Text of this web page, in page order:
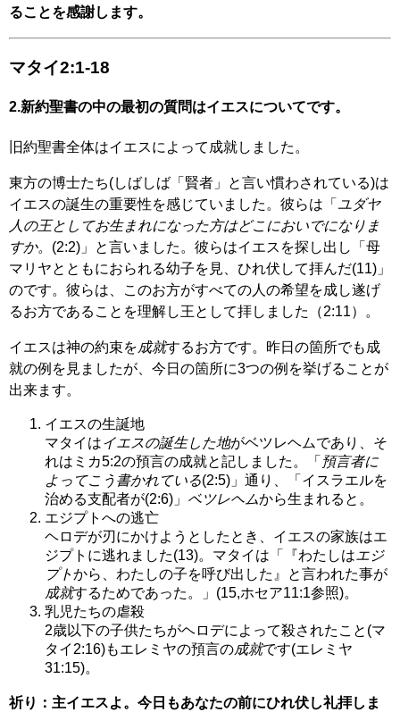
ることを感謝します。
マタイ2:1-18
2.新約聖書の中の最初の質問はイエスについてです。
旧約聖書全体はイエスによって成就しました。
東方の博士たち(しばしば「賢者」と言い慣わされている)は
イエスの誕生の重要性を感じていました。彼らは「 ユダヤ
人の王としてお生まれになった方はどこにおいでになりま
すか。 (2:2)」と言いました。彼らはイエスを探し出し「母
マリヤとともにおられる幼子を見、ひれ伏して拝んだ(11)」
のです。彼らは、このお方がすべての人の希望を成し遂げ
るお方であることを理解し王として拝しました（2:11）。
イエスは神の約束を成就するお方です。昨日の箇所でも成
就の例を見ましたが、今日の箇所に3つの例を挙げることが
出来ます。
イエスの生誕地
マタイはイエスの誕生した地がベツレヘムであり、そ
れはミカ5:2の預言の成就と記しました。「 預言者に
よってこう書かれている(2:5)」通り、「イスラエルを
治める支配者が(2:6)」 ベツレヘムから生まれると。
エジプトへの逃亡
ヘロデが刃にかけようとしたとき、イエスの家族はエ
ジプトに逃れました(13)。マタイは「『わたしはエジ
プトから、わたしの子を呼び出した』と言われた事が
成就するためであった。」(15,ホセア11:1参照)。
乳児たちの虐殺
2歳以下の子供たちがヘロデによって殺されたこと(マ
タイ2:16)もエレミヤの預言の成就です(エレミヤ
31:15)。
祈り：主イエスよ。今日もあなたの前にひれ伏し礼拝しま